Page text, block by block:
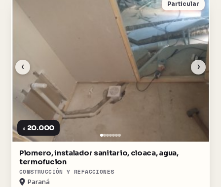
‹ ›
Particular
$ 20.000
Plomero, instalador sanitario, cloaca, agua,
termofucion
CONSTRUCCIÓN Y REFACCIONES
Paraná